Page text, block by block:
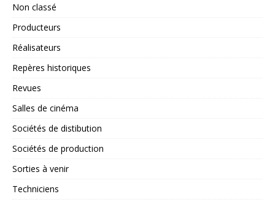
Non classé
Producteurs
Réalisateurs
Repères historiques
Revues
Salles de cinéma
Sociétés de distibution
Sociétés de production
Sorties à venir
Techniciens